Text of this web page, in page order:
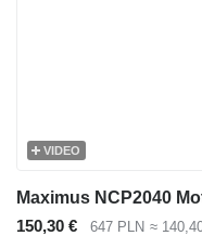
VIDEO
150,30 € 647 PLN ≈